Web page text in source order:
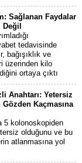
Sağlanan Faydalar
Değil
tedavisinde
bağışıklık ve
üzerinden kilo
ortaya çıktı
Anahtarı: Yetersiz
Kaçmasına
5 kolonoskopiden
olduğunu ve bu
atlanmasına yol